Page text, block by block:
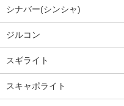
シナバー(シンシャ)
ジルコン
スギライト
スキャポライト